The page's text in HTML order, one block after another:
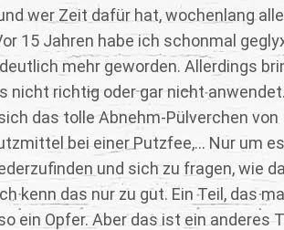
wer Zeit dafür hat, wochenlang
15 Jahren habe ich schonmal
mehr geworden. Allerdings
nicht richtig oder gar nicht
das tolle Abnehm-Pülverchen von
bei einer Putzfee,... Nur um
und sich zu fragen, wie
kenn das nur zu gut. Ein Teil, das
ein Opfer. Aber das ist ein anderes